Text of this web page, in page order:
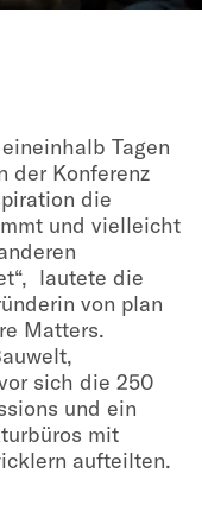
Tagen
der Konferenz
die
und vielleicht
lautete die
von plan
Matters.
sich die 250
und ein
mit
aufteilten.